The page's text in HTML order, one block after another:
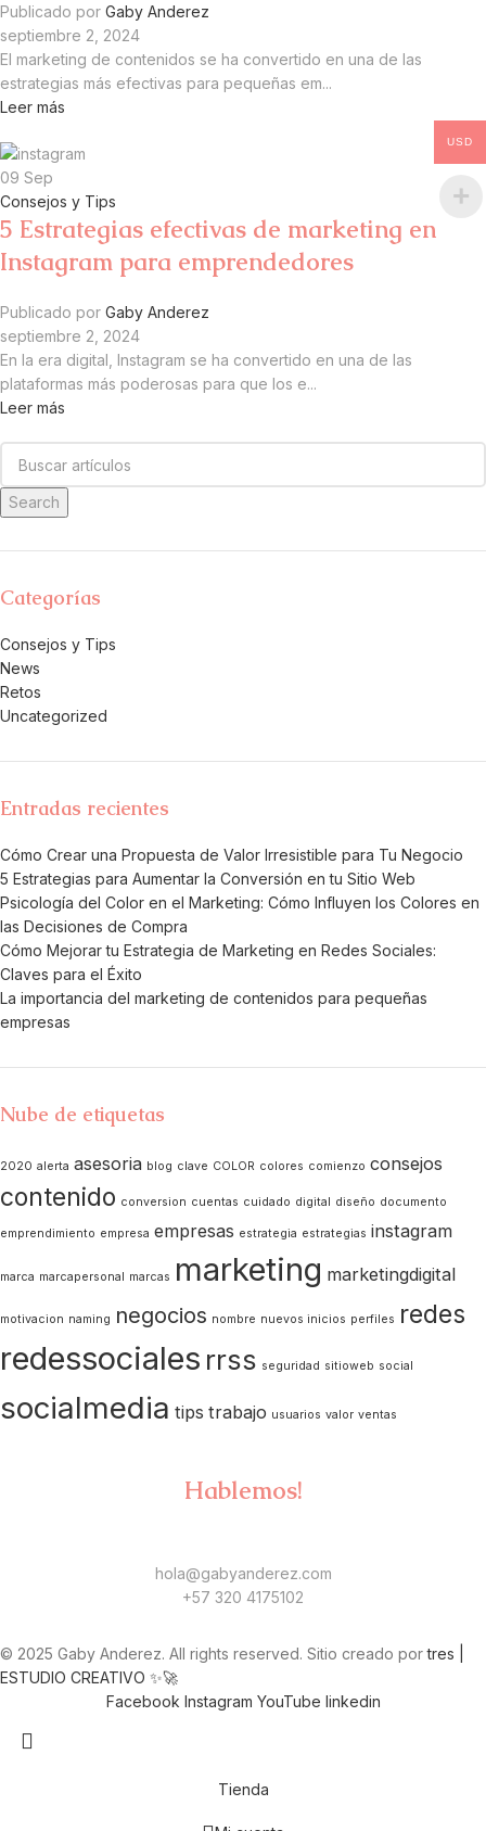
Publicado por Gaby Anderez
septiembre 2, 2024
El marketing de contenidos se ha convertido en una de las
estrategias más efectivas para pequeñas em...
Leer más
09 Sep
Consejos y Tips
5 Estrategias efectivas de marketing en
Instagram para emprendedores
Publicado por Gaby Anderez
septiembre 2, 2024
En la era digital, Instagram se ha convertido en una de las
plataformas más poderosas para que los e...
Leer más
Search
Categorías
Consejos y Tips
News
Retos
Uncategorized
Entradas recientes
Cómo Crear una Propuesta de Valor Irresistible para Tu Negocio
5 Estrategias para Aumentar la Conversión en tu Sitio Web
Psicología del Color en el Marketing: Cómo Influyen los Colores en
las Decisiones de Compra
Cómo Mejorar tu Estrategia de Marketing en Redes Sociales:
Claves para el Éxito
La importancia del marketing de contenidos para pequeñas
empresas
Nube de etiquetas
2020 alerta asesoria blog clave COLOR colores comienzo consejos
contenido conversion cuentas cuidado digital diseño documento
emprendimiento empresa empresas estrategia estrategias instagram
marca marcapersonal marcas marketing marketingdigital
motivacion naming negocios nombre nuevos inicios perfiles redes
redessociales rrss seguridad sitioweb social
socialmedia tips trabajo usuarios valor ventas
Hablemos!
hola@gabyanderez.com
+57 320 4175102
© 2025 Gaby Anderez. All rights reserved. Sitio creado portres |
ESTUDIO CREATIVO ✨​🚀​
Facebook Instagram YouTube linkedin
USD
Tienda